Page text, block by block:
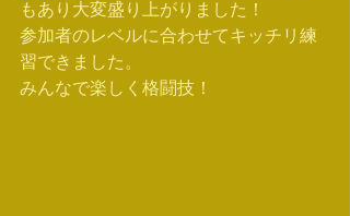
もあり大変盛り上がりました！
参加者のレベルに合わせてキッチリ練
習できました。
みんなで楽しく格闘技！